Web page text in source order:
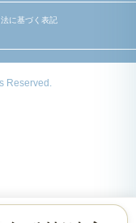
に基づく表記
Reserved.